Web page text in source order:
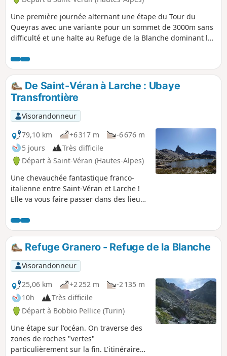
Une première journée alternant une étape du Tour du
Queyras avec une variante pour un sommet de 3000m sans
difficulté et une halte au Refuge de la Blanche dominant le
De Saint-Véran à Larche : Ubaye
Transfrontière
Visorandonneur
79,10 km
+6 317 m
-6 676 m
5 jours
Très difficile
Départ à Saint-Véran (Hautes-Alpes)
Une chevauchée fantastique franco-
italienne entre Saint-Véran et Larche !
Elle va vous faire passer dans des lieux
des roches vertes de Saint-Véran au
bestiaire fantastique des reliefs quasi
dolomitiques du massif entre
Chambeyron et Orrenaye.
Refuge Granero - Refuge de la Blanche
Visorandonneur
25,06 km
+2 252 m
-2 135 m
10h
Très difficile
Départ à Bobbio Pellice (Turin)
Une étape sur l'océan. On traverse des
zones de roches "vertes"
particulièrement sur la fin. L'itinéraire